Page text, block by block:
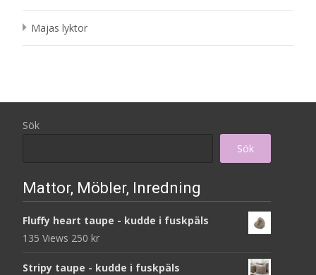
Majas lyktor
Sök
Sök
Mattor, Möbler, Inredning
Fluffy heart taupe - kudde i fuskpäls
135 Views 250 kr
Stripy taupe - kudde i fuskpäls